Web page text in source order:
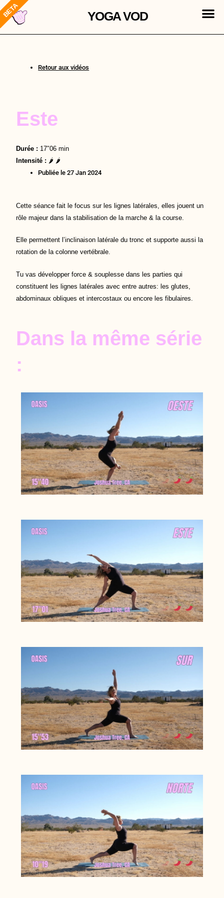
Aller
au
contenu
YOGA VOD
Retour aux vidéos
Este
Durée : 17″06 min
Intensité : 🌶 🌶
Publiée le 27 Jan 2024
Cette séance fait le focus sur les lignes latérales, elles jouent un
rôle majeur dans la stabilisation de la marche & la course.
Elle permettent l’inclinaison latérale du tronc et supporte aussi la
rotation de la colonne vertébrale.
Tu vas développer force & souplesse dans les parties qui
constituent les lignes latérales avec entre autres: les glutes,
abdominaux obliques et intercostaux ou encore les fibulaires.
Dans la même série
: